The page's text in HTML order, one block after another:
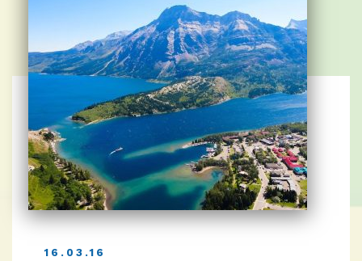
16.03.16